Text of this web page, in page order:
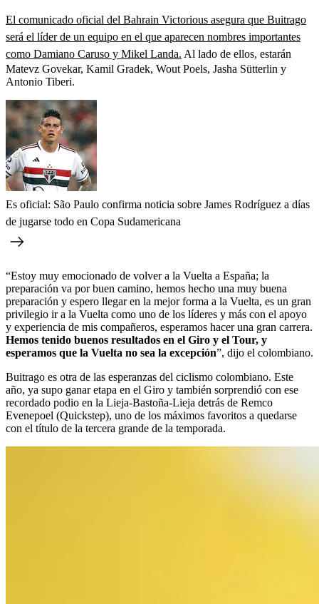
El comunicado oficial del Bahrain Victorious asegura que Buitrago
será el líder de un equipo en el que aparecen nombres importantes
como Damiano Caruso y Mikel Landa. Al lado de ellos, estarán
Matevz Govekar, Kamil Gradek, Wout Poels, Jasha Sütterlin y
Antonio Tiberi.
Es oficial: São Paulo confirma noticia sobre James Rodríguez a días
de jugarse todo en Copa Sudamericana
“Estoy muy emocionado de volver a la Vuelta a España; la
preparación va por buen camino, hemos hecho una muy buena
preparación y espero llegar en la mejor forma a la Vuelta, es un gran
privilegio ir a la Vuelta como uno de los líderes y más con el apoyo
y experiencia de mis compañeros, esperamos hacer una gran carrera.
Hemos tenido buenos resultados en el Giro y el Tour, y
esperamos que la Vuelta no sea la excepción”, dijo el colombiano.
Buitrago es otra de las esperanzas del ciclismo colombiano. Este
año, ya supo ganar etapa en el Giro y también sorprendió con ese
recordado podio en la Lieja-Bastoña-Lieja detrás de Remco
Evenepoel (Quickstep), uno de los máximos favoritos a quedarse
con el título de la tercera grande de la temporada.